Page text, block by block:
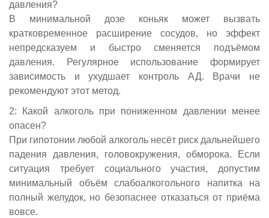
давления?
В минимальной дозе коньяк может вызвать
кратковременное расширение сосудов, но эффект
непредсказуем и быстро сменяется подъёмом
давления. Регулярное использование формирует
зависимость и ухудшает контроль АД. Врачи не
рекомендуют этот метод.
2: Какой алкоголь при пониженном давлении менее
опасен?
При гипотонии любой алкоголь несёт риск дальнейшего
падения давления, головокружения, обморока. Если
ситуация требует социального участия, допустим
минимальный объём слабоалкогольного напитка на
полный желудок, но безопаснее отказаться от приёма
вовсе.